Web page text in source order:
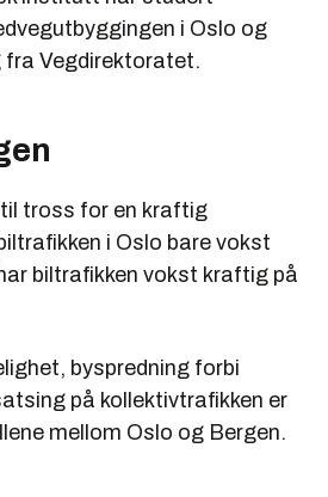
i Oslo og
fra Vegdirektoratet.
tross for en kraftig
i Oslo bare vokst
biltrafikken vokst kraftig på
byspredning forbi
på kollektivtrafikken er
mellom Oslo og Bergen.